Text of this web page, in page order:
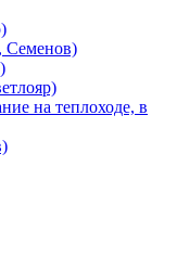
Семенов)
на теплоходе, в